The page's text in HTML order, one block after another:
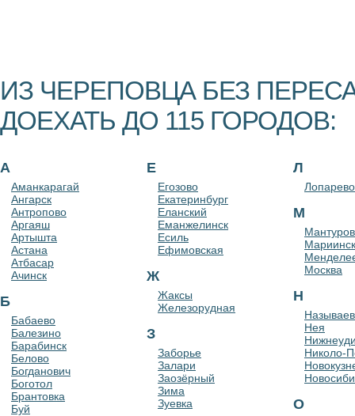
ИЗ ЧЕРЕПОВЦА БЕЗ
ДОЕХАТЬ ДО 115 ГОРОДОВ:
А
Аманкарагай
Ангарск
Антропово
Аргаяш
Артышта
Астана
Атбасар
Ачинск
Б
Бабаево
Балезино
Барабинск
Белово
Богданович
Боготол
Брантовка
Буй
Е
Егозово
Екатеринбург
Еланский
Еманжелинск
Есиль
Ефимовская
Ж
Жаксы
Железорудная
З
Заборье
Залари
Заозёрный
Зима
Зуевка
Л
Лопарево
М
Мариинск
Москва
Н
Нея
Николо-
О